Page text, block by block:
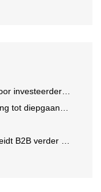
Apollo
over goede doelen
uit en innoveert met AI